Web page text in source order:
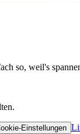
so, weil's
.
Einstellungen